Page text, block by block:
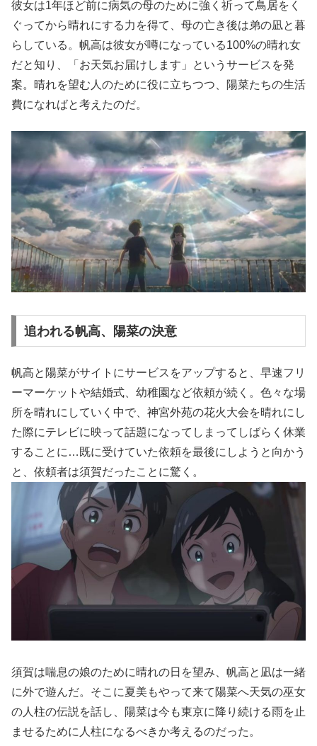
彼女は1年ほど前に病気の母のために強く祈って鳥居をく
ぐってから晴れにする力を得て、母の亡き後は弟の凪と暮
らしている。帆高は彼女が噂になっている100%の晴れ女
だと知り、「お天気お届けします」というサービスを発
案。晴れを望む人のために役に立ちつつ、陽菜たちの生活
費になればと考えたのだ。
追われる帆高、陽菜の決意
帆高と陽菜がサイトにサービスをアップすると、早速フリ
ーマーケットや結婚式、幼稚園など依頼が続く。色々な場
所を晴れにしていく中で、神宮外苑の花火大会を晴れにし
た際にテレビに映って話題になってしまってしばらく休業
することに…既に受けていた依頼を最後にしようと向かう
と、依頼者は須賀だったことに驚く。
須賀は喘息の娘のために晴れの日を望み、帆高と凪は一緒
に外で遊んだ。そこに夏美もやって来て陽菜へ天気の巫女
の人柱の伝説を話し、陽菜は今も東京に降り続ける雨を止
ませるために人柱になるべきか考えるのだった。